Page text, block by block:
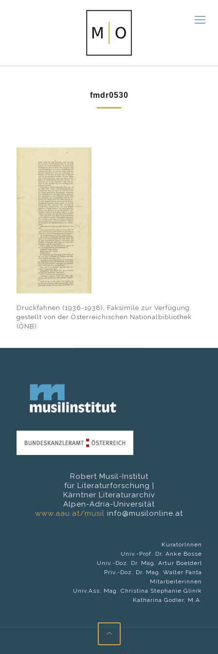
fmdr0530
Druckfahnen (1936-1938), Faksimile zur Verfügung
gestellt von der Österreichischen Nationalbibliothek
(ÖNB)
Robert Musil-Institut
für Literaturforschung |
Kärntner Literaturarchiv
Alpen-Adria-Universität
www.aau.at/musil info@musilonline.at
KuratorInnen
Univ.-Prof. Dr. Anke Bosse
Univ.-Doz. Dr. Mag. Artur Boelderl
Priv.-Doz. Dr. Mag. Walter Fanta
Mitarbeiterinnen
Univ.Ass. Mag. Christina Stephanie Glinik
Katharina Godler, M.A.